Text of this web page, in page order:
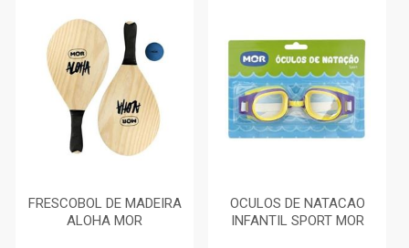
FRESCOBOL DE MADEIRA
ALOHA MOR
OCULOS DE NATACAO
INFANTIL SPORT MOR